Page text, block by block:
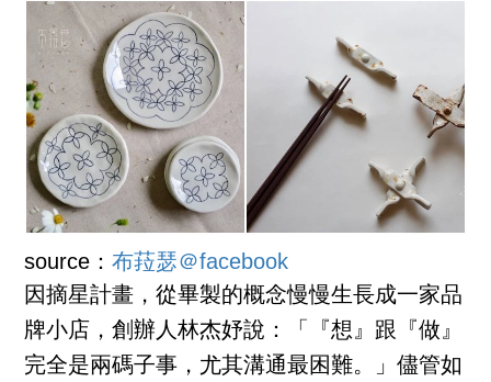
source：布菈瑟＠facebook
因摘星計畫，從畢製的概念慢慢生長成一家品
牌小店，創辦人林杰妤說：「『想』跟『做』
完全是兩碼子事，尤其溝通最困難。」儘管如